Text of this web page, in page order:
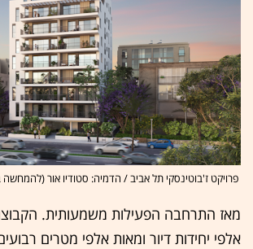
פרויקט ז'בוטינסקי תל אביב / הדמיה: סטודיו אור
מאז התרחבה הפעילות משמעותית.
אלפי יחידות דיור ומאות אלפי מטרים